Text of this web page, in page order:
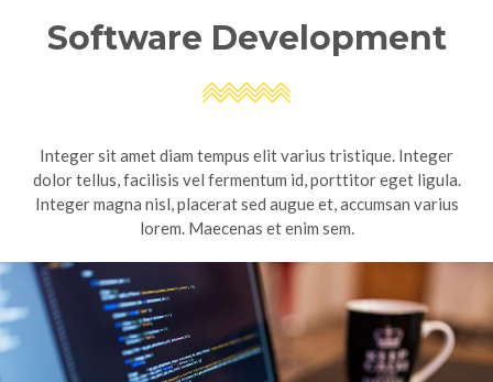
Software Development
Integer sit amet diam tempus elit varius tristique. Integer
dolor tellus, facilisis vel fermentum id, porttitor eget ligula.
Integer magna nisl, placerat sed augue et, accumsan varius
lorem. Maecenas et enim sem.